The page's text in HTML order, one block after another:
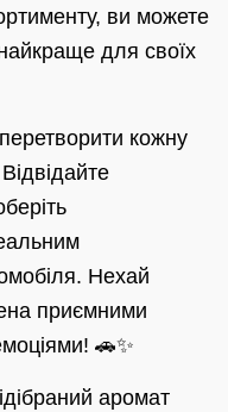
ви можете
для своїх
кожну
Нехай
приємними
🚗✨
аромат